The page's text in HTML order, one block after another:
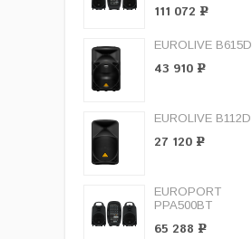
111 072 Р
EUROLIVE B615D
43 910 Р
EUROLIVE B112D
27 120 Р
EUROPORT
PPA500BT
65 288 Р